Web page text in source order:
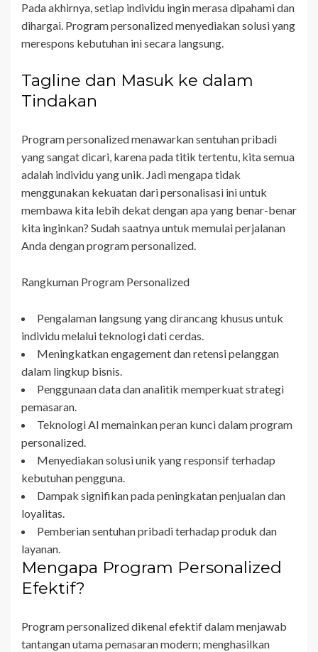
Pada akhirnya, setiap individu ingin merasa dipahami dan
dihargai. Program personalized menyediakan solusi yang
merespons kebutuhan ini secara langsung.
Tagline dan Masuk ke dalam
Tindakan
Program personalized menawarkan sentuhan pribadi
yang sangat dicari, karena pada titik tertentu, kita semua
adalah individu yang unik. Jadi mengapa tidak
menggunakan kekuatan dari personalisasi ini untuk
membawa kita lebih dekat dengan apa yang benar-benar
kita inginkan? Sudah saatnya untuk memulai perjalanan
Anda dengan program personalized.
Rangkuman Program Personalized
Pengalaman langsung yang dirancang khusus untuk
individu melalui teknologi dati cerdas.
Meningkatkan engagement dan retensi pelanggan
dalam lingkup bisnis.
Penggunaan data dan analitik memperkuat strategi
pemasaran.
Teknologi AI memainkan peran kunci dalam program
personalized.
Menyediakan solusi unik yang responsif terhadap
kebutuhan pengguna.
Dampak signifikan pada peningkatan penjualan dan
loyalitas.
Pemberian sentuhan pribadi terhadap produk dan
layanan.
Mengapa Program Personalized
Efektif?
Program personalized dikenal efektif dalam menjawab
tantangan utama pemasaran modern; menghasilkan